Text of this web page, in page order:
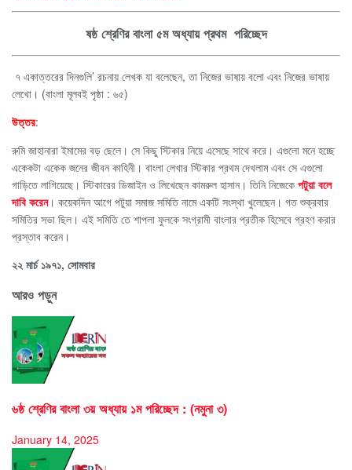
ষষ্ঠ শ্রেণির বাংলা ৫ম অধ্যায় প্রথম পরিচ্ছেদ
৭ একাত্তরের দিনগুলি’ রচনায় লেখক যা বলেছেন, তা নিজের ভাষায় বলো এবং নিজের ভাষায়
লেখো। (বাংলা মূলবই পৃষ্ঠা : ৬৫)
উত্তর:
রুমি জাহানারা ইমামের বড় ছেলে। সে কিছু স্টিকার নিয়ে এসেছে সাথে করে। এগুলো মনে হচ্ছে
একেকটা একেক জনের জীবন কাহিনী। বাংলা লেখার স্টিকার প্রথম দেখলাম এবং সে এগুলো
গাড়িতে লাগিয়েছে। স্টিকারের ডিজাইন ও লিখেছেন কামরুল হাসান। তিনি নিজেকে পটুয়া বলে
দাবি করেন। কয়েকদিন আগে পটুয়া সমাজ সমিতি নামে একটি সংস্থা খুলেছেন। গত শুক্রবার
সমিতির সভা ছিল। এই সমিতি তে শাপলা ফুলকে সংগ্রামী বাংলার প্রতীক হিসেবে গ্রহণ করার
প্রস্তাব করেন।
২২ মার্চ ১৯৭১, সোমবার
আরও পড়ুন
৬ষ্ঠ শ্রেণির বাংলা ৩য় অধ্যায় ১ম পরিচ্ছেদ : (নমুনা ৩)
January 14, 2025